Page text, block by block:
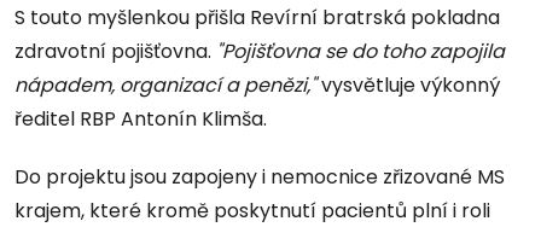
S touto myšlenkou přišla Revírní bratrská pokladna
zdravotní pojišťovna. "Pojišťovna se do toho zapojila
nápadem, organizací a penězi,"vysvětluje výkonný
ředitel RBP Antonín Klimša.
Do projektu jsou zapojeny i nemocnice zřizované MS
krajem, které kromě poskytnutí pacientů plní i roli